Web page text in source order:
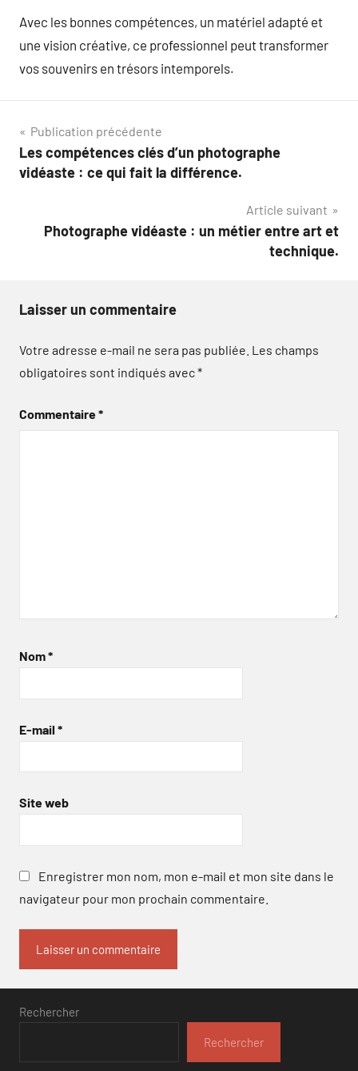
Avec les bonnes compétences, un matériel adapté et
une vision créative, ce professionnel peut transformer
vos souvenirs en trésors intemporels.
Navigation
de
Publication précédente
Les compétences clés d’un photographe
vidéaste : ce qui fait la différence.
Article suivant
Photographe vidéaste : un métier entre art et
technique.
Laisser un commentaire
Votre adresse e-mail ne sera pas publiée. Les champs
obligatoires sont indiqués avec*
Commentaire*
Nom*
E-mail *
Site web
Enregistrer mon nom, mon e-mail et mon site dans le
navigateur pour mon prochain commentaire.
Rechercher
Rechercher